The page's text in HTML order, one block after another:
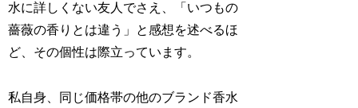
水に詳しくない友人でさえ、「いつもの
薔薇の香りとは違う」と感想を述べるほ
ど、その個性は際立っています。
私自身、同じ価格帯の他のブランド香水